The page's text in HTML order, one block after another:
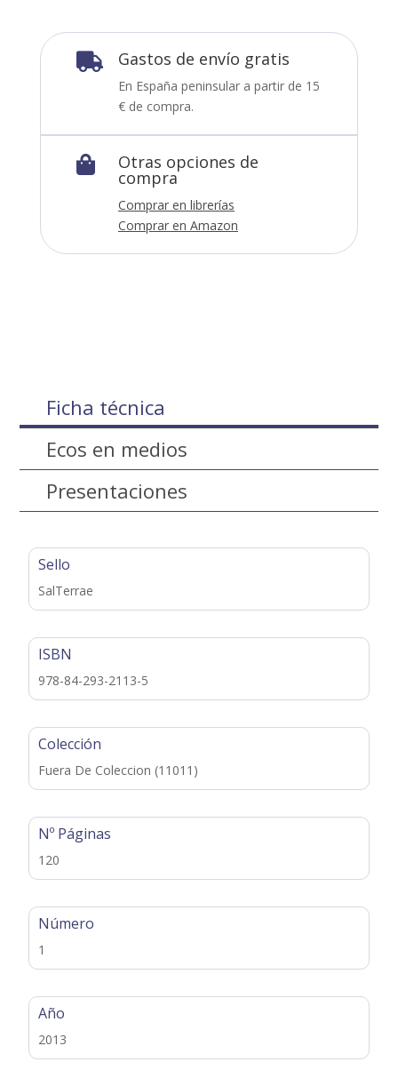
 Gastos de envío gratis
En España peninsular a partir de 15
€ de compra.
 Otras opciones de
compra
Comprar en librerías
Comprar en Amazon
Ficha técnica
Ecos en medios
Presentaciones
Sello
SalTerrae
ISBN
978-84-293-2113-5
Colección
Fuera De Coleccion (11011)
Nº Páginas
120
Número
1
Año
2013